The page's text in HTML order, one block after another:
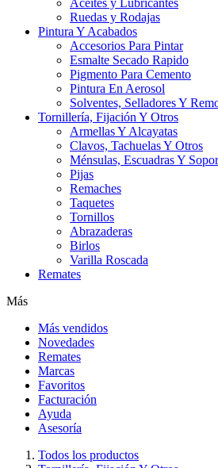
Aceites y Lubricantes
Ruedas y Rodajas
Pintura Y Acabados
Accesorios Para Pintar
Esmalte Secado Rapido
Pigmento Para Cemento
Pintura En Aerosol
Solventes, Selladores Y
Tornillería, Fijación Y Otros
Armellas Y Alcayatas
Clavos, Tachuelas Y Otros
Ménsulas, Escuadras Y
Pijas
Remaches
Taquetes
Tornillos
Abrazaderas
Birlos
Varilla Roscada
Remates
Más
Más vendidos
Novedades
Remates
Marcas
Favoritos
Facturación
Ayuda
Asesoría
Todos los productos